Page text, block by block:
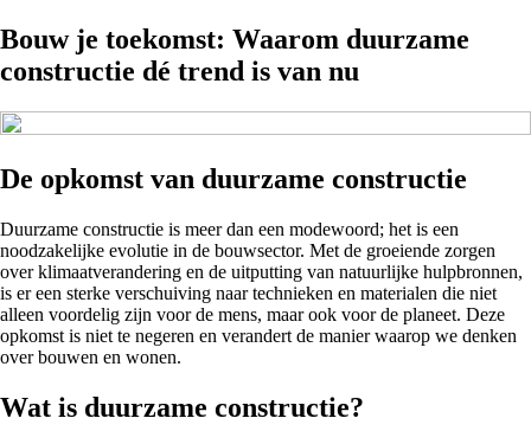
Bouw je toekomst: Waarom duurzame
constructie dé trend is van nu
De opkomst van duurzame constructie
Duurzame constructie is meer dan een modewoord; het is een
noodzakelijke evolutie in de bouwsector. Met de groeiende zorgen
over klimaatverandering en de uitputting van natuurlijke hulpbronnen,
is er een sterke verschuiving naar technieken en materialen die niet
alleen voordelig zijn voor de mens, maar ook voor de planeet. Deze
opkomst is niet te negeren en verandert de manier waarop we denken
over bouwen en wonen.
Wat is duurzame constructie?